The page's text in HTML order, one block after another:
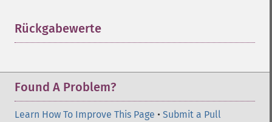
Rückgabewerte
Found A Problem?
Learn How To Improve This Page • Submit a Pull